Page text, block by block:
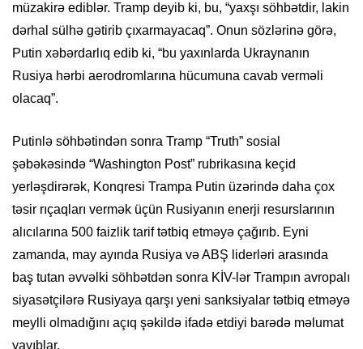
müzakirə ediblər. Tramp deyib ki, bu, “yaxşı söhbətdir, lakin
dərhal sülhə gətirib çıxarmayacaq”. Onun sözlərinə görə,
Putin xəbərdarlıq edib ki, “bu yaxınlarda Ukraynanın
Rusiya hərbi aerodromlarına hücumuna cavab verməli
olacaq”.
Putinlə söhbətindən sonra Tramp “Truth” sosial
şəbəkəsində “Washington Post” rubrikasına keçid
yerləşdirərək, Konqresi Trampa Putin üzərində daha çox
təsir rıçaqları vermək üçün Rusiyanın enerji resurslarının
alıcılarına 500 faizlik tarif tətbiq etməyə çağırıb. Eyni
zamanda, may ayında Rusiya və ABŞ liderləri arasında
baş tutan əvvəlki söhbətdən sonra KİV-lər Trampın avropalı
siyasətçilərə Rusiyaya qarşı yeni sanksiyalar tətbiq etməyə
meylli olmadığını açıq şəkildə ifadə etdiyi barədə məlumat
yayıblar.